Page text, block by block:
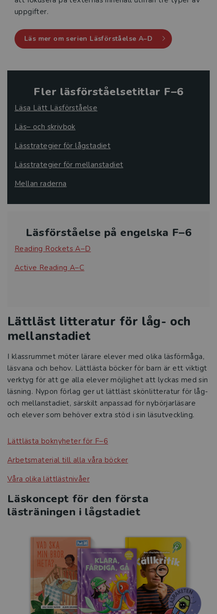
uppgifter.
Läs mer om serien Läsförståelse A–D
Fler läsförståelsetitlar F–6
Läsa Lätt Läsförståelse
Läs– och skrivbok
Lässtrategier för lågstadiet
Lässtrategier för mellanstadiet
Mellan raderna
Läsförståelse på engelska F–6
Reading Rockets A–D
Active Reading A–C
Lättläst litteratur för låg- och
mellanstadiet
I klassrummet möter lärare elever med olika läsförmåga,
läsvana och behov. Lättlästa böcker för barn är ett viktigt
verktyg för att ge alla elever möjlighet att lyckas med sin
läsning. Nypon förlag ger ut lättläst skönlitteratur för låg-
och mellanstadiet, särskilt anpassad för nybörjarläsare
och elever som behöver extra stöd i sin läsutveckling.
Lättlästa boknyheter för F–6
Arbetsmaterial till alla våra böcker
Våra olika lättlästnivåer
Läskoncept för den första
lästräningen i lågstadiet